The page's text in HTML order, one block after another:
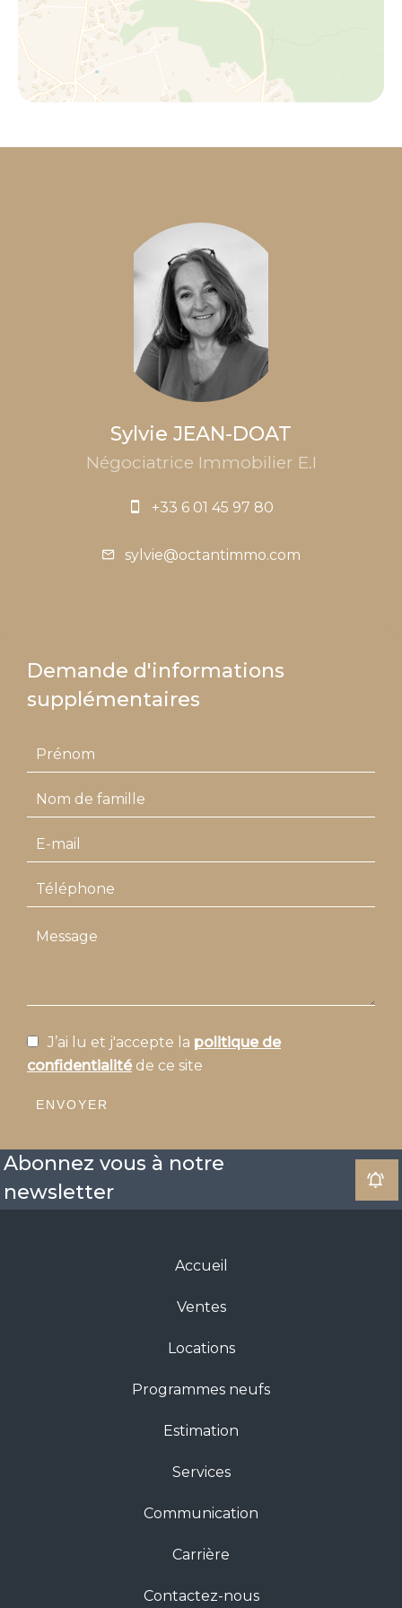
Sylvie JEAN-DOAT
Négociatrice Immobilier E.I
+33 6 01 45 97 80
sylvie@octantimmo.com
Demande d'informations
supplémentaires
J’ai lu et j'accepte la politique de
confidentialitéde ce site
ENVOYER
Abonnez vous à notre
newsletter
Accueil
Ventes
Locations
Programmes neufs
Estimation
Services
Communication
Carrière
Contactez-nous